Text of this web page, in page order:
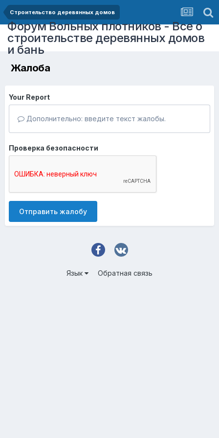
Строительство деревянных домов
Форум Вольных плотников - Все о
строительстве деревянных домов
и бань
Жалоба
Your Report
Дополнительно: введите текст жалобы.
Проверка безопасности
Отправить жалобу
Язык Обратная связь